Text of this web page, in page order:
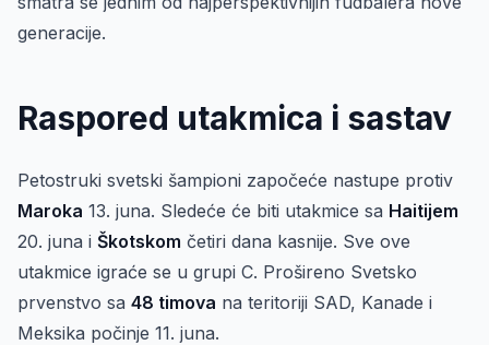
generacije.
Raspored utakmica i sastav
Petostruki svetski šampioni započeće nastupe protiv
Maroka 13. juna. Sledeće će biti utakmice sa Haitijem
20. juna i Škotskom četiri dana kasnije. Sve ove
utakmice igraće se u grupi C. Prošireno Svetsko
prvenstvo sa 48 timova na teritoriji SAD, Kanade i
Meksika počinje 11. juna.